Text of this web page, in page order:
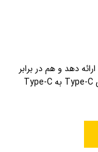
ارائه دهد و هم در برابر
داشته باشد، این کابل کنفی Type-C به Type-C